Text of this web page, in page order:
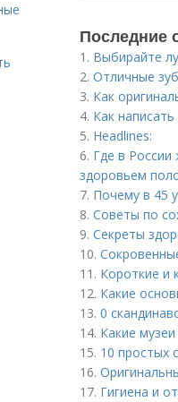
Последние
1. Выбирайте
2. Отличные
3. Как
4. Как
5. Headlines:
6. Где в
здоровьем
7. Почему в 45
8. Советы по
9. Секреты
10.
11. Короткие и
12. Какие
13. 0
14. Какие
15. 10 простых
16.
17. Гигиена и